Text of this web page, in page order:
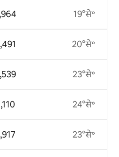
19°से॰
20°से॰
23°से॰
24°से॰
23°से॰